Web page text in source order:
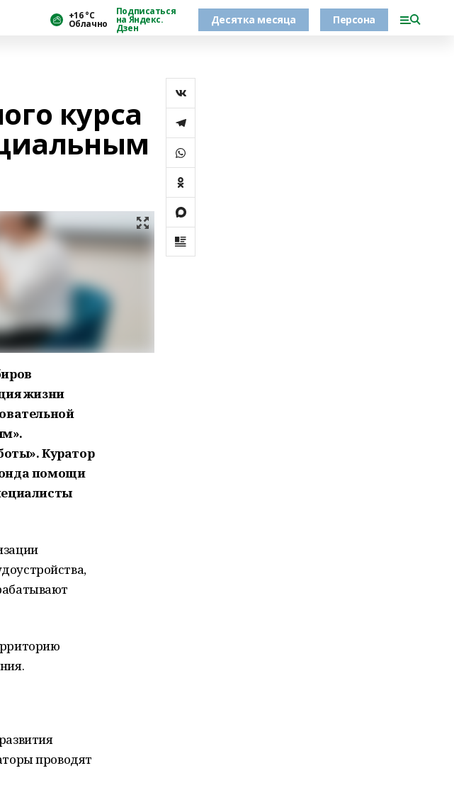
+16 °С
Облачно
Подписаться
на Яндекс.
Дзен
Десятка месяца Персона
курса
жизни
Куратор
помощи
проводят